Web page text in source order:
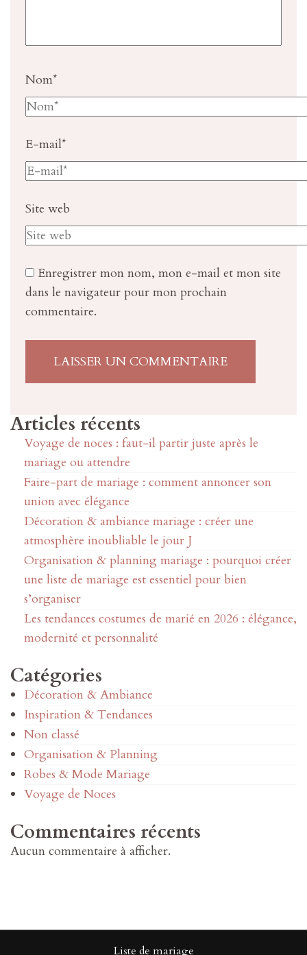
Nom*
E-mail*
Site web
Enregistrer mon nom, mon e-mail et mon site
dans le navigateur pour mon prochain
commentaire.
Articles récents
Voyage de noces : faut-il partir juste après le
mariage ou attendre
Faire-part de mariage : comment annoncer son
union avec élégance
Décoration & ambiance mariage : créer une
atmosphère inoubliable le jour J
Organisation & planning mariage : pourquoi créer
une liste de mariage est essentiel pour bien
s’organiser
Les tendances costumes de marié en 2026 : élégance,
modernité et personnalité
Catégories
Décoration & Ambiance
Inspiration & Tendances
Non classé
Organisation & Planning
Robes & Mode Mariage
Voyage de Noces
Commentaires récents
Aucun commentaire à afficher.
Liste de mariage